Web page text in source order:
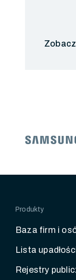
Zobacz
Produkty
Baza firm i
Lista
Rejestry